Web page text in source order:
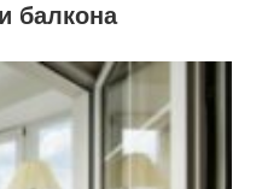
балкона